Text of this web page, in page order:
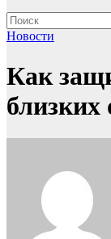
Новости
Как